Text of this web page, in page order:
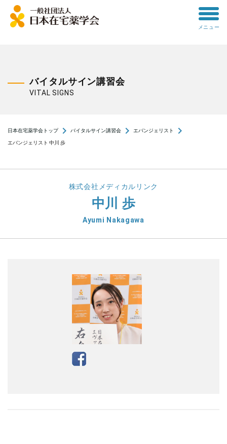
toggle
メニュー
バイタルサイン講習会
VITAL SIGNS
日本在宅薬学会トップnavigate_next バイタルサイン講習会 navigate_next エバンジェリスト navigate_next
エバンジェリスト 中川 歩
株式会社メディカルリンク
中川 歩
Ayumi Nakagawa